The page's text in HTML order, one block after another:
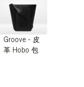
Groove - 皮
革 Hobo 包